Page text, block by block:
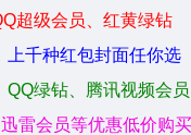
超级会员、红黄绿钻
上千种红包封面任你选
QQ绿钻、腾讯视频会员
雷会员等优惠低价购买